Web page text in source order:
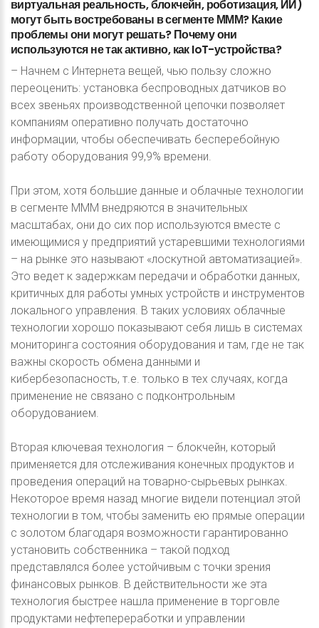
виртуальнаяреальность,блокчейн, роботизация,ИИ)
могутбытьвостребованы всегментеМММ?Какие
проблемыони могут решать?Почемуони
используютсянетакактивно, какIoT-устройства?
– Начнем с Интернета вещей, чью пользу сложно
переоценить: установка беспроводных датчиков во
всех звеньях производственной цепочки позволяет
компаниям оперативно получать достаточно
информации, чтобы обеспечивать бесперебойную
работу оборудования 99,9% времени.
При этом, хотя большие данные и облачные технологии
в сегменте MMM внедряются в значительных
масштабах, они до сих пор используются вместе с
имеющимися у предприятий устаревшими технологиями
– на рынке это называют «лоскутной автоматизацией».
Это ведет к задержкам передачи и обработки данных,
критичных для работы умных устройств и инструментов
локального управления. В таких условиях облачные
технологии хорошо показывают себя лишь в системах
мониторинга состояния оборудования и там, где не так
важны скорость обмена данными и
кибербезопасность, т.е. только в тех случаях, когда
применение не связано с подконтрольным
оборудованием.
Вторая ключевая технология – блокчейн, который
применяется для отслеживания конечных продуктов и
проведения операций на товарно-сырьевых рынках.
Некоторое время назад многие видели потенциал этой
технологии в том, чтобы заменить ею прямые операции
с золотом благодаря возможности гарантированно
установить собственника – такой подход
представлялся более устойчивым с точки зрения
финансовых рынков. В действительности же эта
технология быстрее нашла применение в торговле
продуктами нефтепереработки и управлении